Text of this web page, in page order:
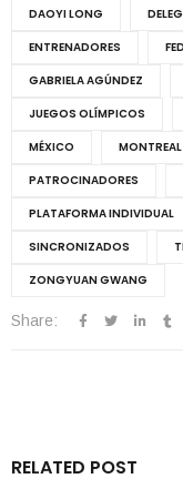
DAOYI LONG
ENTRENADORES
GABRIELA AGÚNDEZ
JUEGOS OLÍMPICOS
MÉXICO
MONTREAL
PATROCINADORES
PLATAFORMA INDIVIDUAL
SINCRONIZADOS
ZONGYUAN GWANG
Share:
RELATED POST